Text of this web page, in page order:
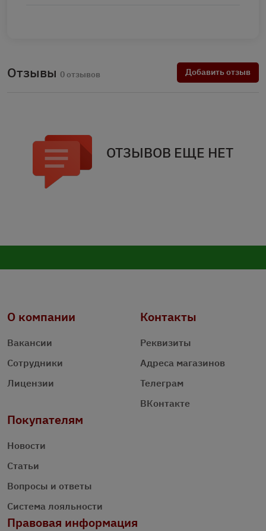
Отзывы 0 отзывов Добавить отзыв
ОТЗЫВОВ ЕЩЕ НЕТ
О компании
Вакансии
Сотрудники
Лицензии
Контакты
Реквизиты
Адреса магазинов
Телеграм
ВКонтакте
Покупателям
Новости
Статьи
Вопросы и ответы
Система лояльности
Правовая информация